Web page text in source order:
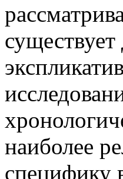
наиболее
специфику